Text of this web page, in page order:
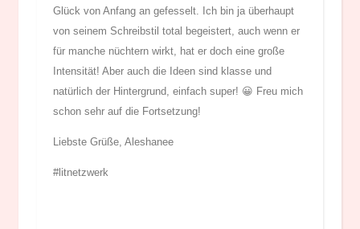
Glück von Anfang an gefesselt. Ich bin ja überhaupt
von seinem Schreibstil total begeistert, auch wenn er
für manche nüchtern wirkt, hat er doch eine große
Intensität! Aber auch die Ideen sind klasse und
natürlich der Hintergrund, einfach super! 😀 Freu mich
schon sehr auf die Fortsetzung!
Liebste Grüße, Aleshanee
#litnetzwerk